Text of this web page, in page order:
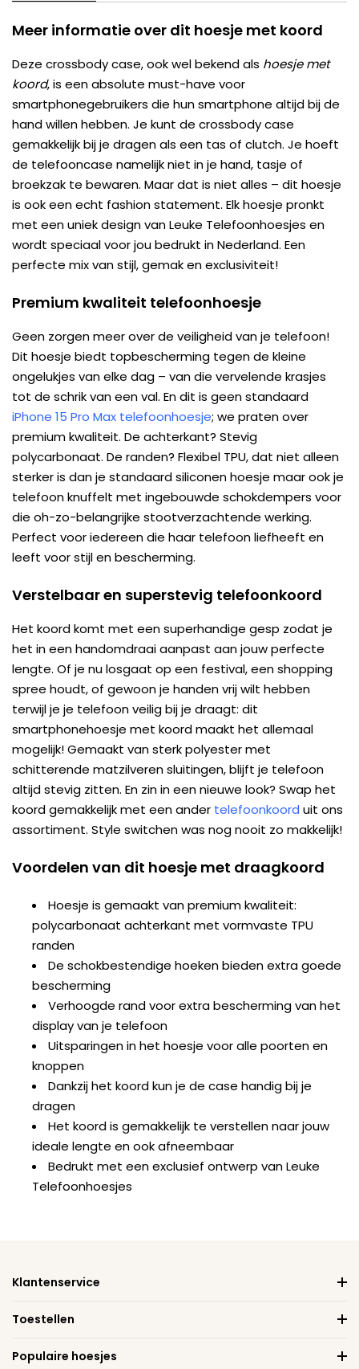
Meer informatie over dit hoesje met koord
Deze crossbody case, ook wel bekend als hoesje met
koord, is een absolute must-have voor
smartphonegebruikers die hun smartphone altijd bij de
hand willen hebben. Je kunt de crossbody case
gemakkelijk bij je dragen als een tas of clutch. Je hoeft
de telefooncase namelijk niet in je hand, tasje of
broekzak te bewaren. Maar dat is niet alles – dit hoesje
is ook een echt fashion statement. Elk hoesje pronkt
met een uniek design van Leuke Telefoonhoesjes en
wordt speciaal voor jou bedrukt in Nederland. Een
perfecte mix van stijl, gemak en exclusiviteit!
Premium kwaliteit telefoonhoesje
Geen zorgen meer over de veiligheid van je telefoon!
Dit hoesje biedt topbescherming tegen de kleine
ongelukjes van elke dag – van die vervelende krasjes
tot de schrik van een val. En dit is geen standaard
iPhone 15 Pro Max telefoonhoesje; we praten over
premium kwaliteit. De achterkant? Stevig
polycarbonaat. De randen? Flexibel TPU, dat niet alleen
sterker is dan je standaard siliconen hoesje maar ook je
telefoon knuffelt met ingebouwde schokdempers voor
die oh-zo-belangrijke stootverzachtende werking.
Perfect voor iedereen die haar telefoon liefheeft en
leeft voor stijl en bescherming.
Verstelbaar en superstevig telefoonkoord
Het koord komt met een superhandige gesp zodat je
het in een handomdraai aanpast aan jouw perfecte
lengte. Of je nu losgaat op een festival, een shopping
spree houdt, of gewoon je handen vrij wilt hebben
terwijl je je telefoon veilig bij je draagt: dit
smartphonehoesje met koord maakt het allemaal
mogelijk! Gemaakt van sterk polyester met
schitterende matzilveren sluitingen, blijft je telefoon
altijd stevig zitten. En zin in een nieuwe look? Swap het
koord gemakkelijk met een ander telefoonkoord uit ons
assortiment. Style switchen was nog nooit zo makkelijk!
Voordelen van dit hoesje met draagkoord
Hoesje is gemaakt van premium kwaliteit:
polycarbonaat achterkant met vormvaste TPU
randen
De schokbestendige hoeken bieden extra goede
bescherming
Verhoogde rand voor extra bescherming van het
display van je telefoon
Uitsparingen in het hoesje voor alle poorten en
knoppen
Dankzij het koord kun je de case handig bij je
dragen
Het koord is gemakkelijk te verstellen naar jouw
ideale lengte en ook afneembaar
Bedrukt met een exclusief ontwerp van Leuke
Telefoonhoesjes
Klantenservice
Toestellen
Populaire hoesjes